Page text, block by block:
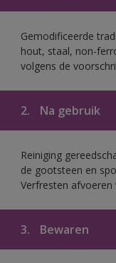
Gemodificeerde
hout, staal, non-
volgens de
2. Na gebruik
Reiniging
de gootsteen en
Verfresten afvoeren
3. Bewaren